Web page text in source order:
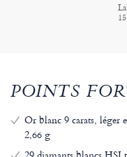
POINTS
Or blanc 9 carats, léger
2,66 g